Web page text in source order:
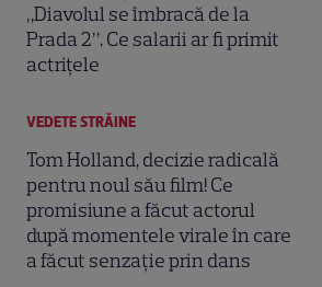
„Diavolul se îmbracă de la
Prada 2”. Ce salarii ar fi primit
actrițele
VEDETE STRĂINE
Tom Holland, decizie radicală
pentru noul său film! Ce
promisiune a făcut actorul
după momentele virale în care
a făcut senzație prin dans